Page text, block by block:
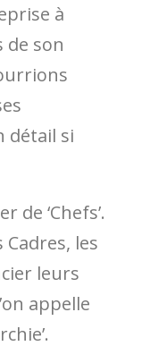
à
de son
détail si
de ‘Chefs’.
Cadres, les
leurs
appelle